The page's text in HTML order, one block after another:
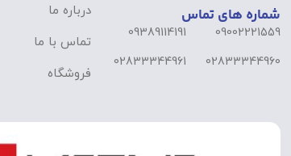
شماره های تماس
09002221559
02833344960
09389114191
02833344961
درباره ما
تماس با ما
فروشگاه